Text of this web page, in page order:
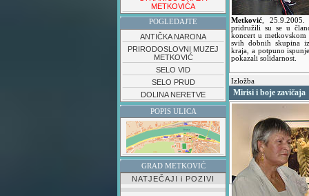
METKOVIĆA
POGLEDAJTE
ANTIČKA NARONA
PRIRODOSLOVNI MUZEJ
METKOVIĆ
SELO VID
SELO PRUD
DOLINA NERETVE
POPIS ULICA
GRAD METKOVIĆ
NATJEČAJI i POZIVI
Metković
pridružili su se u
koncert u metkovskom
svih dobnih skupina
kraja, a potpuno
pokazali solidarnost.
Izložba
Mirisi i boje zavičaja